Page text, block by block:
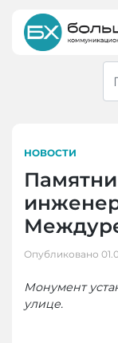
content
НОВОСТИ
Опубликовано
Монумент
улице.